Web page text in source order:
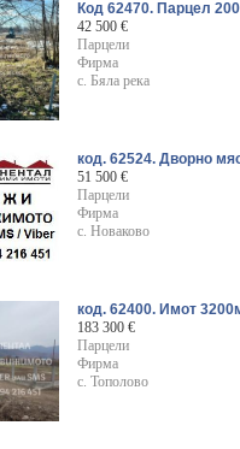
Код 62470. Парцел
42 500 €
Парцели
Фирма
с. Бяла река
код. 62524. Дворно
51 500 €
Парцели
Фирма
с. Новаково
код. 62400. Имот
183 300 €
Парцели
Фирма
с. Тополово